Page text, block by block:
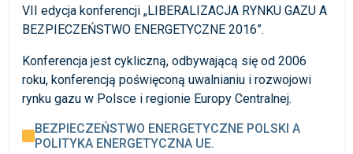
VII edycja konferencji „LIBERALIZACJA RYNKU GAZU A
BEZPIECZEŃSTWO ENERGETYCZNE 2016”.
Konferencja jest cykliczną, odbywającą się od 2006
roku, konferencją poświęconą uwalnianiu i rozwojowi
rynku gazu w Polsce i regionie Europy Centralnej.
BEZPIECZEŃSTWO ENERGETYCZNE POLSKI A
POLITYKA ENERGETYCZNA UE.